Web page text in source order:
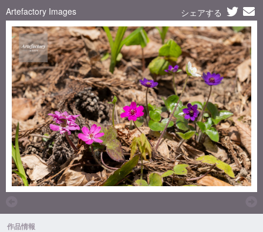
Artefactory Images シェアする
作品情報